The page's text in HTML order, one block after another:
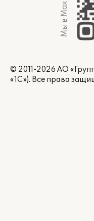
Мы в Max
© 2011-2026 АО
«1С»). Все права